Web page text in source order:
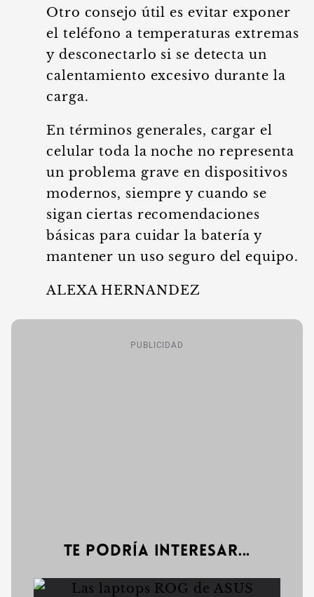
Otro consejo útil es evitar exponer
el teléfono a temperaturas extremas
y desconectarlo si se detecta un
calentamiento excesivo durante la
carga.
En términos generales, cargar el
celular toda la noche no representa
un problema grave en dispositivos
modernos, siempre y cuando se
sigan ciertas recomendaciones
básicas para cuidar la batería y
mantener un uso seguro del equipo.
ALEXA HERNANDEZ
PUBLICIDAD
Te podría interesar...